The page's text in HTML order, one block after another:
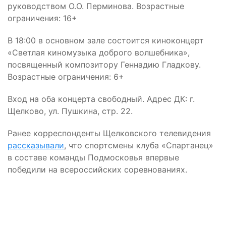
руководством О.О. Перминова. Возрастные
ограничения: 16+
В 18:00 в основном зале состоится киноконцерт
«Светлая киномузыка доброго волшебника»,
посвященный композитору Геннадию Гладкову.
Возрастные ограничения: 6+
Вход на оба концерта свободный. Адрес ДК: г.
Щелково, ул. Пушкина, стр. 22.
Ранее корреспонденты Щелковского телевидения
рассказывали, что спортсмены клуба «Спартанец»
в составе команды Подмосковья впервые
победили на всероссийских соревнованиях.